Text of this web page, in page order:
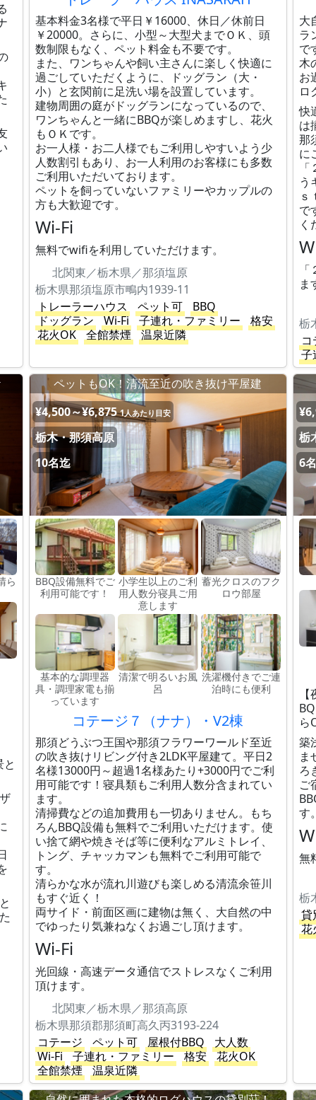
基本料金3名様で平日￥16000、休日／休前日
￥20000。さらに、小型～大型犬までＯＫ、頭
数制限もなく、ペット料金も不要です。
また、ワンちゃんや飼い主さんに楽しく快適に
過ごしていただくように、ドッグラン（大・
小）と玄関前に足洗い場を設置しています。
建物周囲の庭がドッグランになっているので、
ワンちゃんと一緒にBBQが楽しめますし、花火
もＯＫです。
お一人様・お二人様でもご利用しやすいよう少
人数割引もあり、お一人利用のお客様にも多数
ご利用いただいております。
ペットを飼っていないファミリーやカップルの
方も大歓迎です。
Wi-Fi
無料でwifiを利用していただけます。
北関東／栃木県／那須塩原
栃木県那須塩原市鴫内1939-11
トレーラーハウス
ペット可
BBQ
ドッグラン
Wi-Fi 子連れ・ファミリー
格安
花火OK
全館禁煙 温泉近隣
大
ラ
で
木
お
ロ
快
は
那
に
う
ｓ
で
く
ま
栃
子
ら
ペットもOK！清流至近の吹き抜け平屋建
¥4,500～¥6,875 1人あたり目安
栃木・那須高原
10名迄
BBQ設備無料でご
利用可能です！
小学生以上のご利
用人数分寝具ご用
意します
蓄光クロスのフク
ロウ部屋
基本的な調理器
具・調理家電も揃
っています
清潔で明るいお風
呂
洗濯機付きでご連
泊時にも便利
コテージ７（ナナ）・V2棟
那須どうぶつ王国や那須フラワーワールド至近
の吹き抜けリビング付き2LDK平屋建て。平日2
名様13000円～超過1名様あたり+3000円でご利
用可能です！寝具類もご利用人数分含まれてい
ます。
清掃費などの追加費用も一切ありません。もち
ろんBBQ設備も無料でご利用いただけます。使
い捨て網や焼きそば等に便利なアルミトレイ、
トング、チャッカマンも無料でご利用可能で
す。
清らかな水が流れ川遊びも楽しめる清流余笹川
もすぐ近く！
両サイド・前面区画に建物は無く、大自然の中
でゆったり気兼ねなくお過ごし頂けます。
Wi-Fi
光回線・高速データ通信でストレスなくご利用
頂けます。
北関東／栃木県／那須高原
栃木県那須郡那須町高久丙3193-224
コテージ
ペット可 屋根付BBQ
大人数
Wi-Fi
子連れ・ファミリー 格安
花火OK
全館禁煙
温泉近隣
栃
6
ら
築
ま
ろ
ご
す
無
栃
貸
花